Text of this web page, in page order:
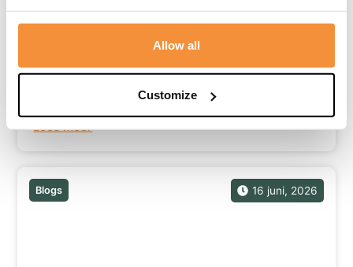
Allow all
Customize
De camera stopte ineens met draaien …
Lees meer
16 juni, 2026
Blogs